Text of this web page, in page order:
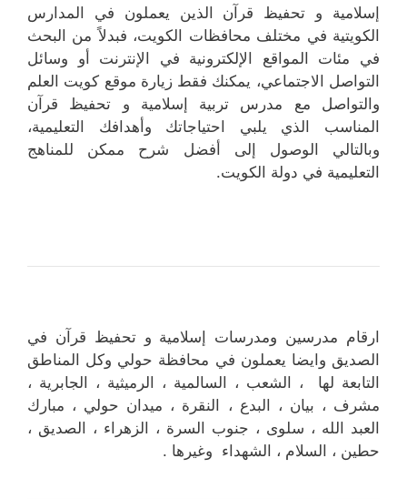
إسلامية و تحفيظ قرآن الذين يعملون في المدارس
الكويتية في مختلف محافظات الكويت، فبدلاً من البحث
في مئات المواقع الإلكترونية في الإنترنت أو وسائل
التواصل الاجتماعي، يمكنك فقط زيارة موقع كويت العلم
والتواصل مع مدرس تربية إسلامية و تحفيظ قرآن
المناسب الذي يلبي احتياجاتك وأهدافك التعليمية،
وبالتالي الوصول إلى أفضل شرح ممكن للمناهج
التعليمية في دولة الكويت.
ارقام مدرسين ومدرسات إسلامية و تحفيظ قرآن في
الصديق وايضا يعملون في محافظة حولي وكل المناطق
التابعة لها ، الشعب ، السالمية ، الرميثية ، الجابرية ،
مشرف ، بيان ، البدع ، النقرة ، ميدان حولي ، مبارك
العبد الله ، سلوى ، جنوب السرة ، الزهراء ، الصديق ،
حطين ، السلام ، الشهداء وغيرها .